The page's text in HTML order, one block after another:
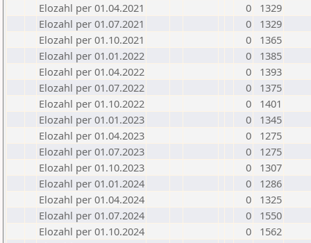
Elozahl per 01.04.2021
0
1329
Elozahl per 01.07.2021
0
1329
Elozahl per 01.10.2021
0
1365
Elozahl per 01.01.2022
0
1385
Elozahl per 01.04.2022
0
1393
Elozahl per 01.07.2022
0
1375
Elozahl per 01.10.2022
0
1401
Elozahl per 01.01.2023
0
1345
Elozahl per 01.04.2023
0
1275
Elozahl per 01.07.2023
0
1275
Elozahl per 01.10.2023
0
1307
Elozahl per 01.01.2024
0
1286
Elozahl per 01.04.2024
0
1325
Elozahl per 01.07.2024
0
1550
Elozahl per 01.10.2024
0
1562